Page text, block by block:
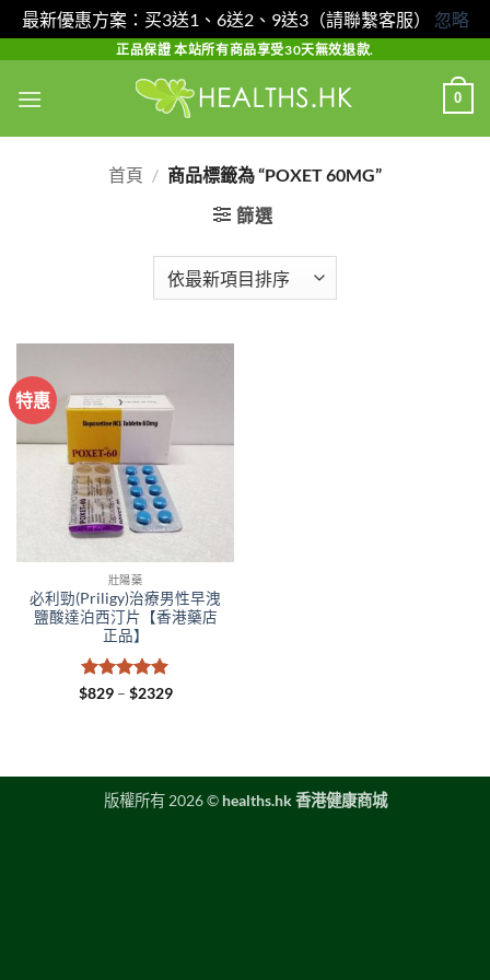
最新優惠方案：买3送1、6送2、9送3（請聯繫客服） 忽略
content
正品保證 本站所有商品享受30天無效退款.
0
首頁 / 商品標籤為 “POXET 60MG”
篩選
特惠
壯陽藥
必利勁(Priligy)治療男性早洩
鹽酸達泊西汀片【香港藥店
正品】
評分 5滿
$829 – $2329Price
版權所有 2026 © healths.hk 香港健康商城